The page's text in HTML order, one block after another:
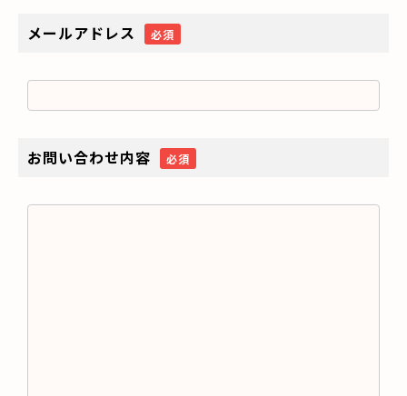
メールアドレス 必須
お問い合わせ内容 必須